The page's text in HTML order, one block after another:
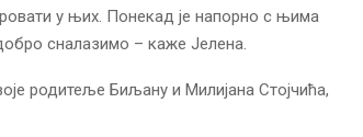
у њих. Понекад је напорно с њима
сналазимо – каже Јелена.
родитеље Биљану и Милијана Стојчића,